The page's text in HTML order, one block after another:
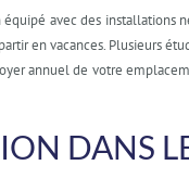
avec des installations
en vacances. Plusieurs
annuel de votre
DANS